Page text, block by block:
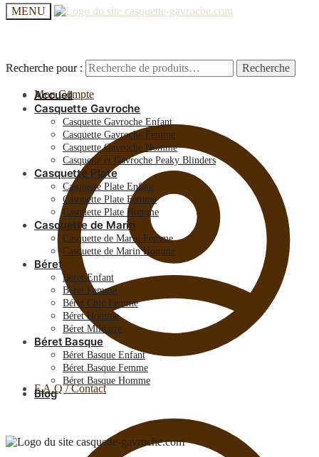
MENU
Recherche pour : Recherche
Mon Compte
F.A.Q / Contact
Recherche pour : Recherche
Accueil
Casquette Gavroche
Casquette Gavroche Enfant
Casquette Gavroche Femme
Casquette Gavroche Homme
Casquette et Gavroche Peaky Blinders
Casquette Plate
Casquette Plate Enfant
Casquette Plate Femme
Casquette Plate Homme
Casquette de Marin
Casquette de Marin Femme
Casquette de Marin Homme
Béret
Béret Enfant
Béret Femme
Béret Chic Femme
Béret Homme
Béret Militaire
Béret Basque
Béret Basque Enfant
Béret Basque Femme
Béret Basque Homme
Blog